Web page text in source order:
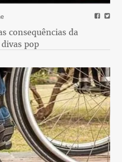
consequências da
pop